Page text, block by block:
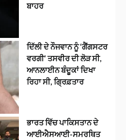
ਬਾਹਰ
ਦਿੱਲੀ ਦੇ ਨੌਜਵਾਨ ਨੂੰ ‘ਗੈਂਗਸਟਰ
ਵਰਗੀ’ ਤਸਵੀਰ ਦੀ ਲੋੜ ਸੀ,
ਆਨਲਾਈਨ ਬੰਦੂਕਾਂ ਦਿਖਾ
ਰਿਹਾ ਸੀ, ਗ੍ਰਿਫ਼ਤਾਰ
ਭਾਰਤ ਵਿੱਚ ਪਾਕਿਸਤਾਨ ਦੇ
ਆਈਐਸਆਈ-ਸਮਰਥਿਤ